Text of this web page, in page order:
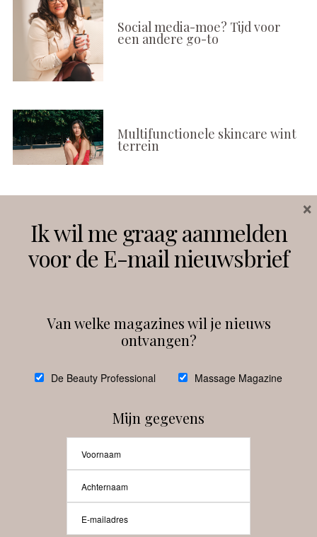
Social media-moe? Tijd voor
een andere go-to
Multifunctionele skincare wint
terrein
Instagram Facebook
debeautyprofessional
Beauty-Pro.nl
Ik wil me graag aanmelden
voor de E-mail nieuwsbrief
Van welke magazines wil je nieuws
ontvangen?
De Beauty Professional Massage Magazine
Mijn gegevens
×